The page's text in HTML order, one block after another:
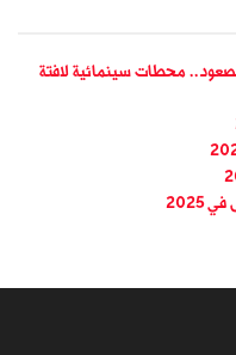
محطات سينمائية لافتة
2025